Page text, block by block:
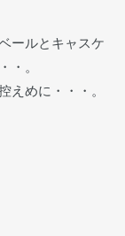
ールとキャスケ
・。
えめに・・・。